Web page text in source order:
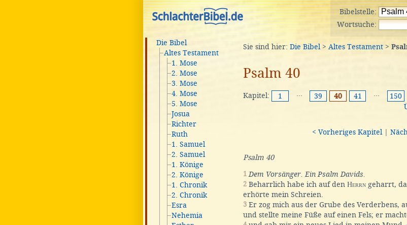
Bibelstelle:
Wortsuche:
Die Bibel
Altes Testament
1. Mose
2. Mose
3. Mose
4. Mose
5. Mose
Josua
Richter
Ruth
1. Samuel
2. Samuel
1. Könige
2. Könige
1. Chronik
2. Chronik
Esra
Nehemia
Sie sind hier: Die Bibel> Altes Testament>
Psalm 40
Kapitel: 1 ··· 39 40 41 ···
150
< Vorheriges Kapitel
Psalm 40
1 Dem Vorsänger. Ein Psalm Davids.
2 Beharrlich habe ich auf den Herrn geharrt,
erhörte mein Schreien.
3 Er zog mich aus der Grube des Verderbens,
und stellte meine Füße auf einen Fels; er